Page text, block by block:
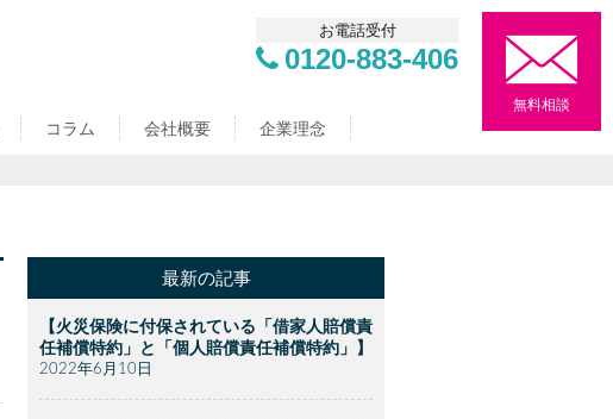
コラム 会社概要 企業理念
お電話受付
0120-883-406
無料相談
最新の記事
【火災保険に付保されている「借家人賠償責
任補償特約」と「個人賠償責任補償特約」】
2022年6月10日